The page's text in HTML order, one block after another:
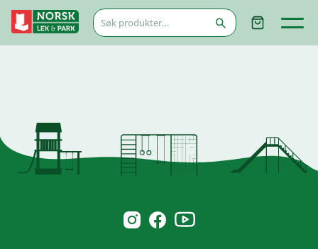
Søk
etter:
Norsk Leg & Park instagram
Norsk Leg & Park facebook
Norsk Leg & Park youtube